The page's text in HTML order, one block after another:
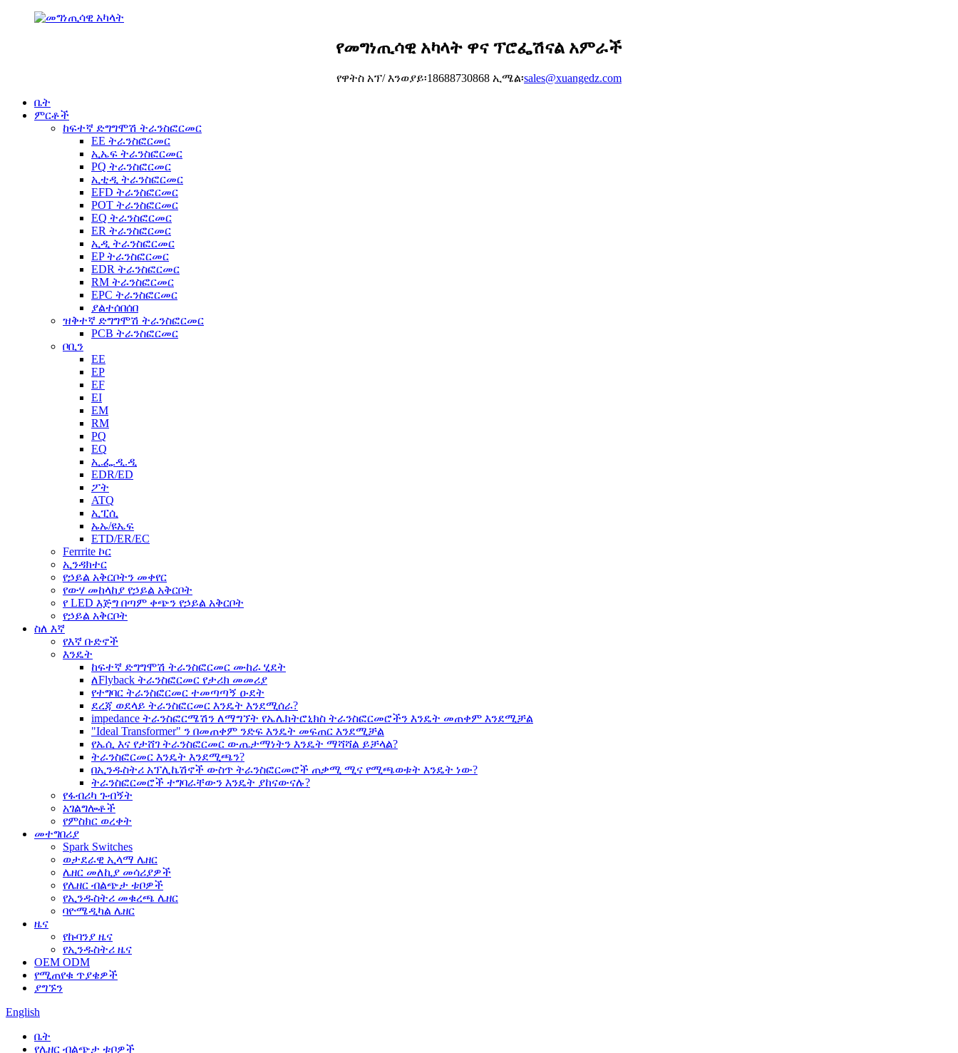
የመግነጢሳዊ አካላት ዋና ፕሮፌሽናል አምራች
የዋትስ አፕ/ እንወያይ፡18688730868 ኢሜል፡sales@xuangedz.com
ቤት
ምርቶች
ከፍተኛ ድግግሞሽ ትራንስፎርመር
EE ትራንስፎርመር
ኢኤፍ ትራንስፎርመር
PQ ትራንስፎርመር
ኢቲዲ ትራንስፎርመር
EFD ትራንስፎርመር
POT ትራንስፎርመር
EQ ትራንስፎርመር
ER ትራንስፎርመር
ኢዲ ትራንስፎርመር
EP ትራንስፎርመር
EDR ትራንስፎርመር
RM ትራንስፎርመር
EPC ትራንስፎርመር
ያልተሰበሰበ
ዝቅተኛ ድግግሞሽ ትራንስፎርመር
PCB ትራንስፎርመር
ቦቢን
EE
EP
EF
EI
EM
RM
PQ
EQ
ኢ.ፌ.ዲ.ዲ
EDR/ED
ፖት
ATQ
ኢፒሲ
ኡኡ/ዩኤፍ
ETD/ER/EC
Ferrrite ኮር
ኢንዳክተር
የኃይል አቅርቦትን መቀየር
የውሃ መከላከያ የኃይል አቅርቦት
የ LED እጅግ በጣም ቀጭን የኃይል አቅርቦት
የኃይል አቅርቦት
ስለ እኛ
የእኛ ቡድኖች
እንዴት
ከፍተኛ ድግግሞሽ ትራንስፎርመር ሙከራ ሂደት
ለFlyback ትራንስፎርመር የታሪክ መመሪያ
የተግባር ትራንስፎርመር ተመጣጣኝ ዑደት
ደረጃ ወደላይ ትራንስፎርመር እንዴት እንደሚሰራ?
impedance ትራንስፎርሜሽን ለማግኘት የኤሌክትሮኒክስ ትራንስፎርመሮችን እንዴት መጠቀም እንደሚቻል
"Ideal Transformer" ን በመጠቀም ንድፍ እንዴት መፍጠር እንደሚቻል
የኤሲ እና የታሸገ ትራንስፎርመር ውጤታማነትን እንዴት ማሻሻል ይቻላል?
ትራንስፎርመር እንዴት እንደሚጫን?
በኢንዱስትሪ አፕሊኬሽኖች ውስጥ ትራንስፎርመሮች ጠቃሚ ሚና የሚጫወቱት እንዴት ነው?
ትራንስፎርመሮች ተግባራቸውን እንዴት ያከናውናሉ?
የፋብሪካ ጉብኝት
አገልግሎቶች
የምስክር ወረቀት
መተግበሪያ
Spark Switches
ወታደራዊ ኢላማ ሌዘር
ሌዘር መለኪያ መሳሪያዎች
የሌዘር ብልጭታ ቱቦዎች
የኢንዱስትሪ መቁረጫ ሌዘር
ባዮሜዲካል ሌዘር
ዜና
የኩባንያ ዜና
የኢንዱስትሪ ዜና
OEM ODM
የሚጠየቁ ጥያቄዎች
ያግኙን
English
ቤት
የሌዘር ብልጭታ ቱቦዎች